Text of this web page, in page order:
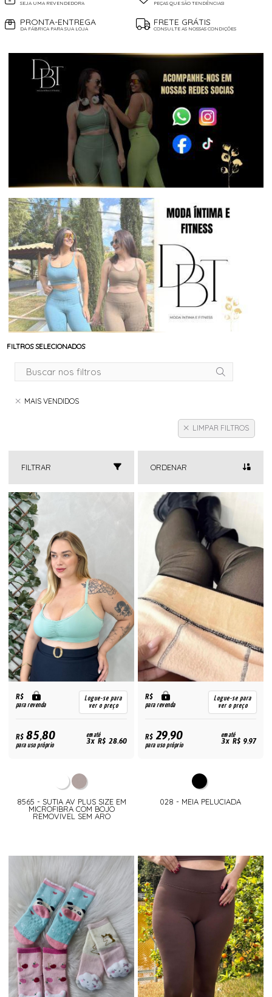
SEJA UMA REVENDEDORA PEÇAS QUE SÃO TENDÊNCIAS!
PRONTA-ENTREGA
DA FÁBRICA PARA SUA LOJA
FRETE GRÁTIS
CONSULTE AS NOSSAS CONDIÇÕES
FILTROS SELECIONADOS
MAIS VENDIDOS
LIMPAR FILTROS
FILTRAR ORDENAR
R$
para revenda
Logue-se para
ver o preço
R$85,80
para uso próprio
em até
3x R$ 28,60
8565 - SUTIA AV PLUS SIZE EM
MICROFIBRA COM BOJO
REMOVIVEL SEM ARO
R$
para revenda
Logue-se para
ver o preço
R$29,90
para uso próprio
em até
3x R$ 9,97
028 - MEIA PELUCIADA